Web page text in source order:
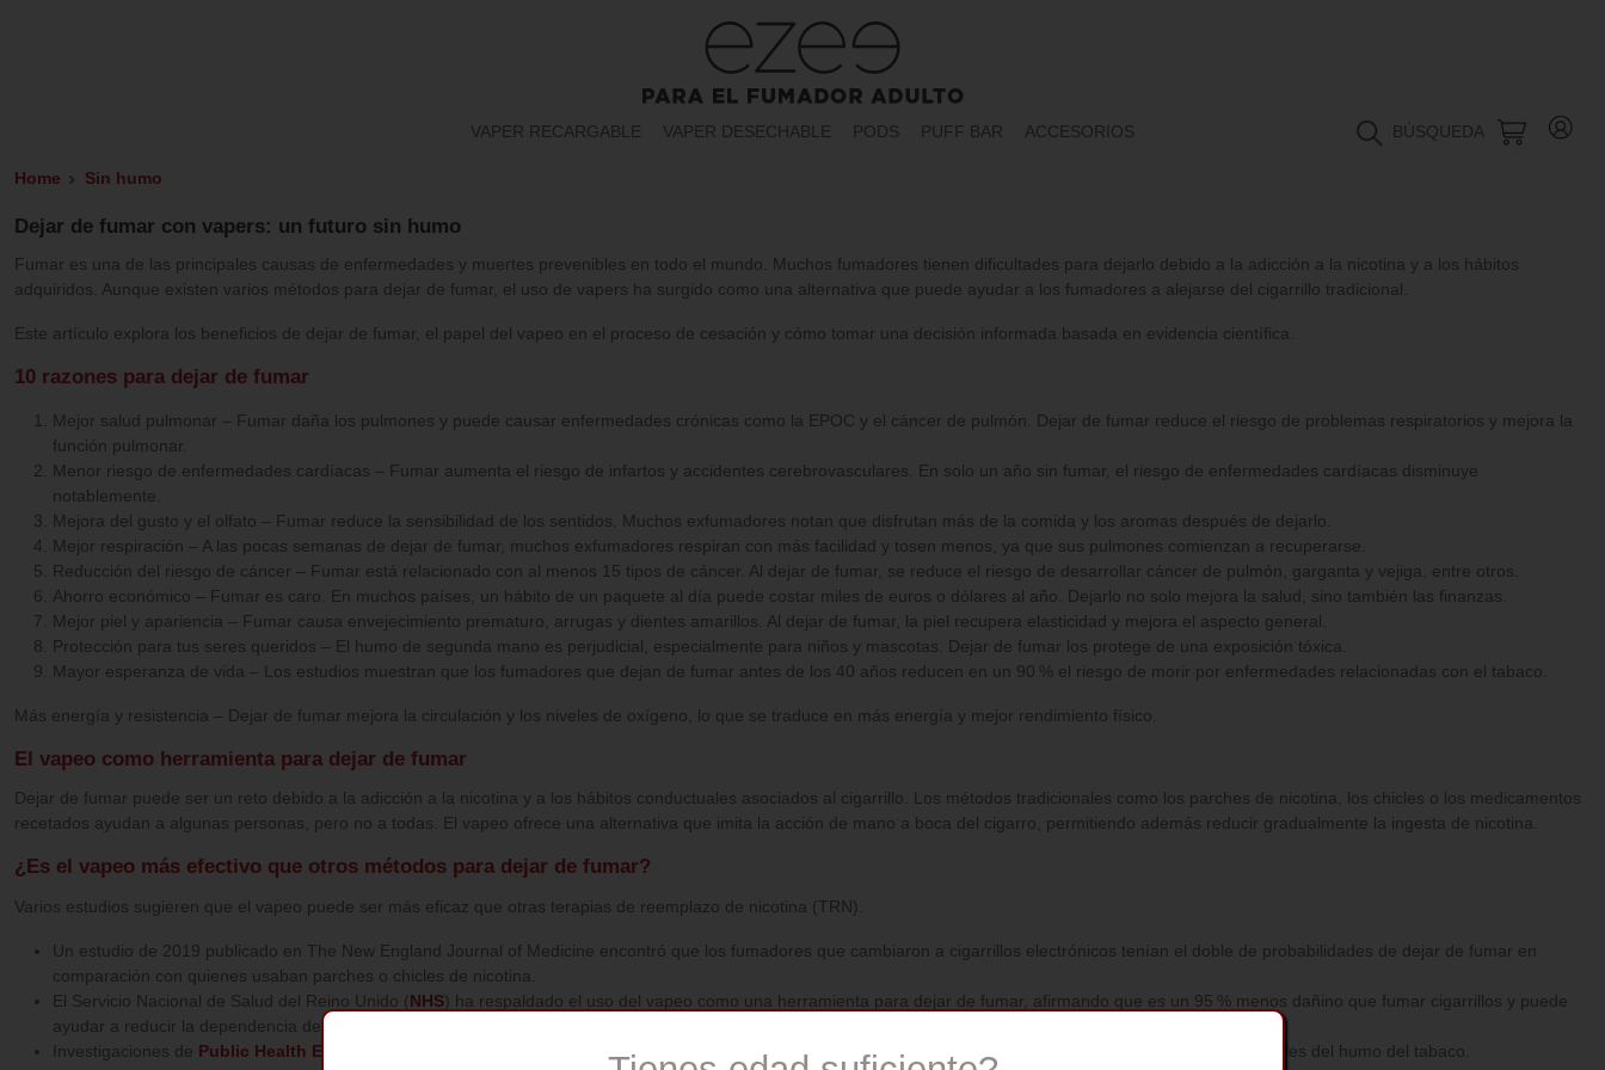
VAPER RECARGABLE VAPER DESECHABLE PODS PUFF BAR ACCESORIOS BÚSQUEDA
Home Sin humo
Dejar de fumar con vapers: un futuro sin humo
Fumar es una de las principales causas de enfermedades y muertes prevenibles en todo el mundo. Muchos fumadores tienen dificultades para dejarlo debido a la adicción a la nicotina y a los hábitos
adquiridos. Aunque existen varios métodos para dejar de fumar, el uso de vapers ha surgido como una alternativa que puede ayudar a los fumadores a alejarse del cigarrillo tradicional.
Este artículo explora los beneficios de dejar de fumar, el papel del vapeo en el proceso de cesación y cómo tomar una decisión informada basada en evidencia científica.
10 razones para dejar de fumar
Mejor salud pulmonar – Fumar daña los pulmones y puede causar enfermedades crónicas como la EPOC y el cáncer de pulmón. Dejar de fumar reduce el riesgo de problemas respiratorios y mejora la
función pulmonar.
Menor riesgo de enfermedades cardíacas – Fumar aumenta el riesgo de infartos y accidentes cerebrovasculares. En solo un año sin fumar, el riesgo de enfermedades cardíacas disminuye
notablemente.
Mejora del gusto y el olfato – Fumar reduce la sensibilidad de los sentidos. Muchos exfumadores notan que disfrutan más de la comida y los aromas después de dejarlo.
Mejor respiración – A las pocas semanas de dejar de fumar, muchos exfumadores respiran con más facilidad y tosen menos, ya que sus pulmones comienzan a recuperarse.
Reducción del riesgo de cáncer – Fumar está relacionado con al menos 15 tipos de cáncer. Al dejar de fumar, se reduce el riesgo de desarrollar cáncer de pulmón, garganta y vejiga, entre otros.
Ahorro económico – Fumar es caro. En muchos países, un hábito de un paquete al día puede costar miles de euros o dólares al año. Dejarlo no solo mejora la salud, sino también las finanzas.
Mejor piel y apariencia – Fumar causa envejecimiento prematuro, arrugas y dientes amarillos. Al dejar de fumar, la piel recupera elasticidad y mejora el aspecto general.
Protección para tus seres queridos – El humo de segunda mano es perjudicial, especialmente para niños y mascotas. Dejar de fumar los protege de una exposición tóxica.
Mayor esperanza de vida – Los estudios muestran que los fumadores que dejan de fumar antes de los 40 años reducen en un 90 % el riesgo de morir por enfermedades relacionadas con el tabaco.
Más energía y resistencia – Dejar de fumar mejora la circulación y los niveles de oxígeno, lo que se traduce en más energía y mejor rendimiento físico.
El vapeo como herramienta para dejar de fumar
Dejar de fumar puede ser un reto debido a la adicción a la nicotina y a los hábitos conductuales asociados al cigarrillo. Los métodos tradicionales como los parches de nicotina, los chicles o los medicamentos
recetados ayudan a algunas personas, pero no a todas. El vapeo ofrece una alternativa que imita la acción de mano a boca del cigarro, permitiendo además reducir gradualmente la ingesta de nicotina.
¿Es el vapeo más efectivo que otros métodos para dejar de fumar?
Varios estudios sugieren que el vapeo puede ser más eficaz que otras terapias de reemplazo de nicotina (TRN).
Un estudio de 2019 publicado en The New England Journal of Medicine encontró que los fumadores que cambiaron a cigarrillos electrónicos tenían el doble de probabilidades de dejar de fumar en
comparación con quienes usaban parches o chicles de nicotina.
El Servicio Nacional de Salud del Reino Unido (NHS) ha respaldado el uso del vapeo como una herramienta para dejar de fumar, afirmando que es un 95 % menos dañino que fumar cigarrillos y puede
ayudar a reducir la dependencia de la nicotina.
Investigaciones de Public Health England también demostraron que el vapeo no produce alquitrán ni monóxido de carbono, dos de las sustancias más perjudiciales del humo del tabaco.